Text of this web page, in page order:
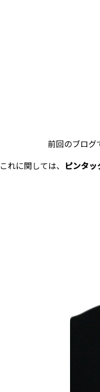
前回のブログ
これに関しては、 ピンタッ